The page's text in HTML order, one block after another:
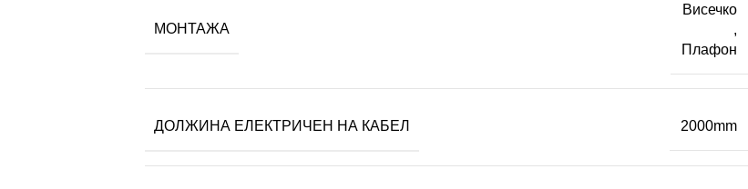
МОНТАЖА
Висечко
,
Плафон
ДОЛЖИНА ЕЛЕКТРИЧЕН НА КАБЕЛ 2000mm